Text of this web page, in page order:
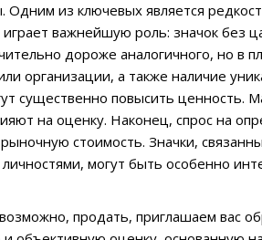
из ключевых является
важнейшую роль: значок без
дороже аналогичного, но в
организации, а также наличие
существенно повысить ценность.
на оценку. Наконец, спрос на
стоимость. Значки,
могут быть особенно
продать, приглашаем вас